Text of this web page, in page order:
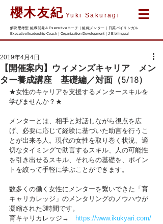
櫻木友紀 Yuki Sakuragi
解決思考型 組織開発＆Executiveコーチ｜組織メンター｜日英バイリンガル
Executive/leadership Coach｜Organization Development｜J-E bilingual
【開催案内】ウィメンズキャリア メン
ター養成講座 基礎編／対面（5/18）
2019年4月4日
★女性のキャリアを支援するメンタースキルを
学びませんか？★
メンターとは、相手と対話しながら視点を広
げ、必要に応じて経験に基づいた助言を行うこ
とが出来る人。現代の女性を取り巻く状況、適
切なタイミングで助言するスキル、人の可能性
を引き出せるスキル、それらの基礎を、ポイン
トを絞って手軽に学ぶことができます。
数多くの働く女性にメンターを繋いできた「育
キャリカレッジ」のメンタリングのノウハウが
凝縮された3時間です。
育キャリカレッジ→
https://www.ikukyari.com/